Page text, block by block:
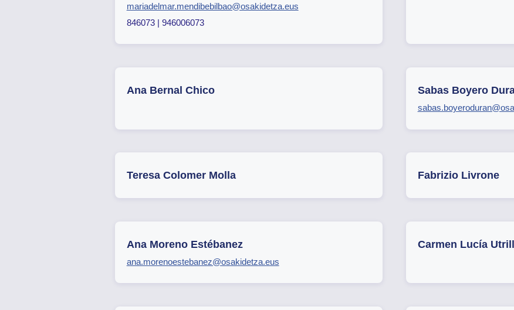
mariadelmar.mendibebilbao@osakidetza.eus
846073 | 946006073
Ana Bernal Chico Sabas Boyero
Teresa Colomer Molla Fabrizio Livrone
Ana Moreno Estébanez
ana.morenoestebanez@osakidetza.eus
Carmen Lucía